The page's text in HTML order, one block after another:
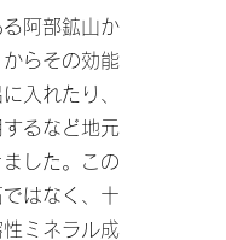
阿部鉱山か
らその効能
入れたり、
るなど地元
した。この
はなく、十
ミネラル成